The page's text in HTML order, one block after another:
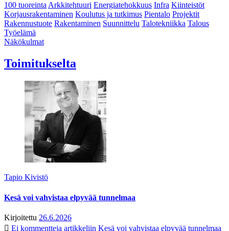
100 tuoreintaArkkitehtuuri Energiatehokkuus Infra Kiinteistöt
Korjausrakentaminen Koulutus ja tutkimus Pientalo Projektit
Rakennustuote Rakentaminen Suunnittelu Talotekniikka Talous
Työelämä
Näkökulmat
Toimitukselta
Tapio Kivistö
Kesä voi vahvistaa elpyvää tunnelmaa
Kirjoitettu 26.6.2026
Ei kommentteja artikkeliin Kesä voi vahvistaa elpyvää tunnelmaa